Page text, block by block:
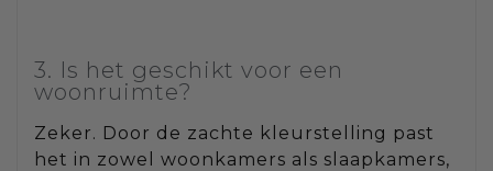
3. Is het geschikt voor een
woonruimte?
Zeker. Door de zachte kleurstelling past
het in zowel woonkamers als slaapkamers,